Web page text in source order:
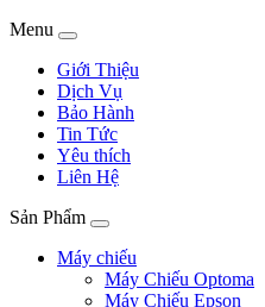
Menu
Giới Thiệu
Dịch Vụ
Bảo Hành
Tin Tức
Yêu thích
Liên Hệ
Sản Phẩm
Máy chiếu
Máy Chiếu Optoma
Máy Chiếu Epson